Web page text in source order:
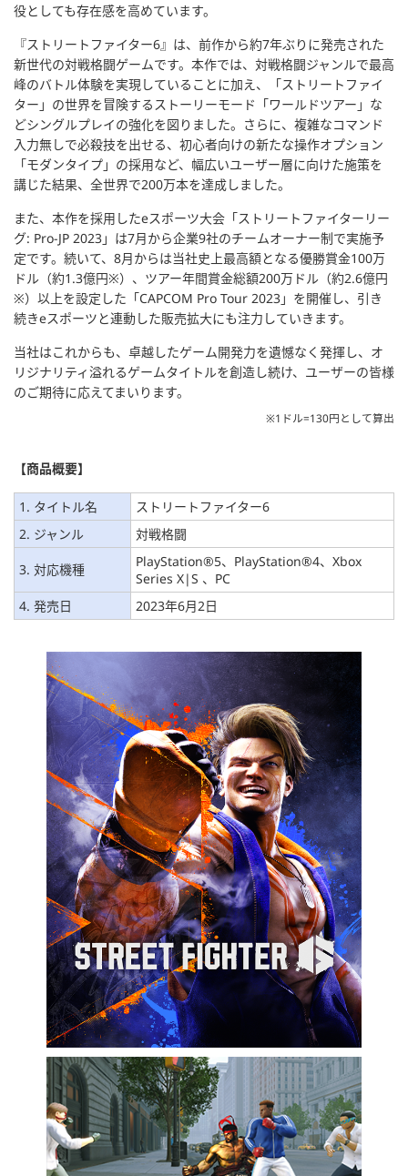
役としても存在感を高めています。
『ストリートファイター6』は、前作から約7年ぶりに発売された
新世代の対戦格闘ゲームです。本作では、対戦格闘ジャンルで最高
峰のバトル体験を実現していることに加え、「ストリートファイ
ター」の世界を冒険するストーリーモード「ワールドツアー」な
どシングルプレイの強化を図りました。さらに、複雑なコマンド
入力無しで必殺技を出せる、初心者向けの新たな操作オプション
「モダンタイプ」の採用など、幅広いユーザー層に向けた施策を
講じた結果、全世界で200万本を達成しました。
また、本作を採用したeスポーツ大会「ストリートファイターリー
グ: Pro-JP 2023」は7月から企業9社のチームオーナー制で実施予
定です。続いて、8月からは当社史上最高額となる優勝賞金100万
ドル（約1.3億円※）、ツアー年間賞金総額200万ドル（約2.6億円
※）以上を設定した「CAPCOM Pro Tour 2023」を開催し、引き
続きeスポーツと連動した販売拡大にも注力していきます。
当社はこれからも、卓越したゲーム開発力を遺憾なく発揮し、オ
リジナリティ溢れるゲームタイトルを創造し続け、ユーザーの皆様
のご期待に応えてまいります。
※1ドル=130円として算出
【商品概要】
1. タイトル名
ストリートファイター6
2. ジャンル
対戦格闘
3. 対応機種
PlayStation®5、PlayStation®4、Xbox
Series X|S 、PC
4. 発売日
2023年6月2日